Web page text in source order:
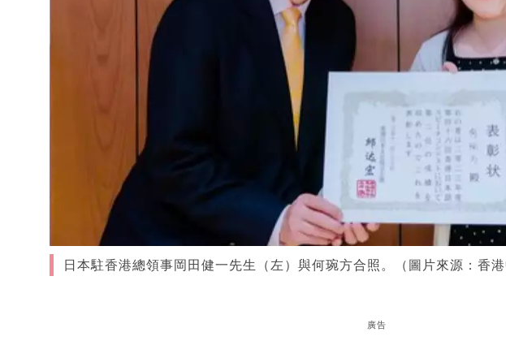
日本駐香港總領事岡田健一先生（左）與何琬方合照。（圖片來源：香
廣告